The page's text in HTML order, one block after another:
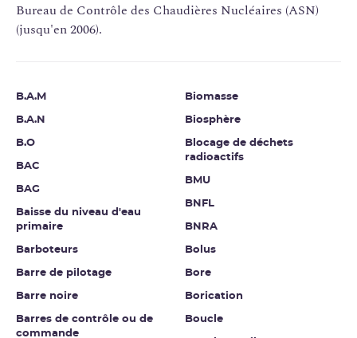
Bureau de Contrôle des Chaudières Nucléaires (ASN)
(jusqu'en 2006).
B.A.M
B.A.N
B.O
BAC
BAG
Baisse du niveau d'eau
primaire
Barboteurs
Barre de pilotage
Barre noire
Barres de contrôle ou de
commande
Biomasse
Biosphère
Blocage de déchets
radioactifs
BMU
BNFL
BNRA
Bolus
Bore
Borication
Boucle